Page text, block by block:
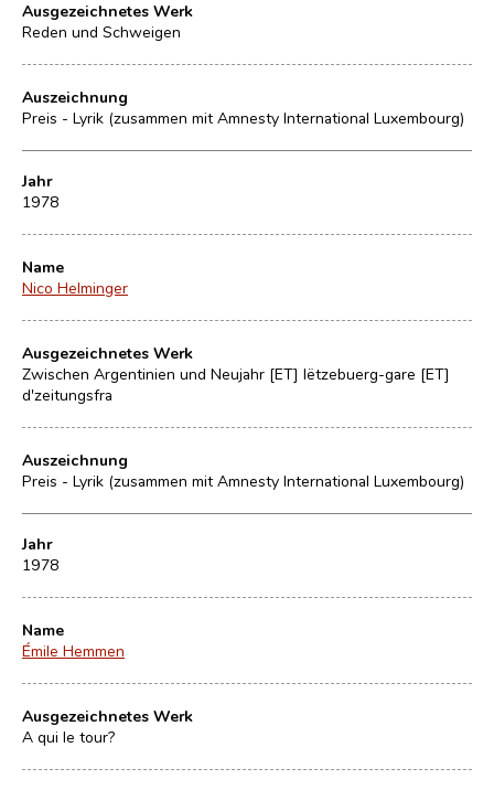
Ausgezeichnetes Werk
Reden und Schweigen
Auszeichnung
Preis - Lyrik (zusammen mit Amnesty International Luxembourg)
Jahr
1978
Name
Nico Helminger
Ausgezeichnetes Werk
Zwischen Argentinien und Neujahr [ET] lëtzebuerg-gare [ET]
d'zeitungsfra
Auszeichnung
Preis - Lyrik (zusammen mit Amnesty International Luxembourg)
Jahr
1978
Name
Émile Hemmen
Ausgezeichnetes Werk
A qui le tour?